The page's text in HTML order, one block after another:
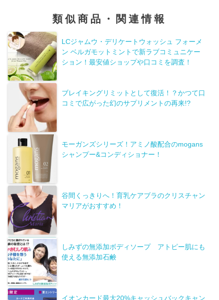
類似商品・関連情報
LCジャムウ・デリケートウォッシュ フォーメ
ン ベルガモットミントで新ラブコミュニケー
ション！最安値ショップや口コミを調査！
ブレイキングリミットとして復活！？かつて口
コミで広がった幻のサプリメントの再来!?
モーガンズシリーズ！アミノ酸配合のmogans
シャンプー&コンディショナー！
谷間くっきりへ！育乳ケアブラのクリスチャン
マリアがおすすめ！
しみずの無添加ボディソープ アトピー肌にも
使える無添加石鹸
イオンカード最大20%キャッシュバックキャン